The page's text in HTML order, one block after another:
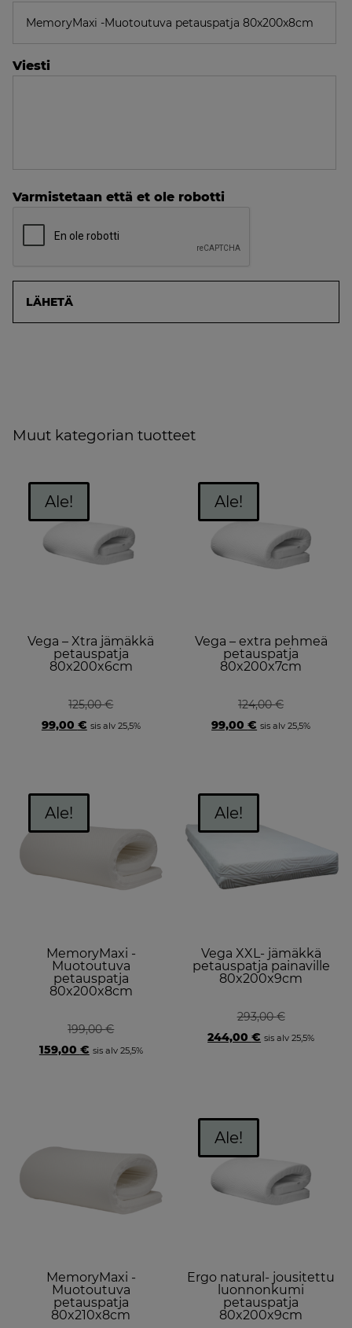
Viesti
Varmistetaan että et ole robotti
Muut kategorian tuotteet
Ale!
Vega – Xtra jämäkkä
petauspatja
80x200x6cm
125,00€
Original
99,00 €Current
sis alv 25,5%
Ale!
Vega – extra pehmeä
petauspatja
80x200x7cm
124,00€
Original
99,00€ Current
sis alv 25,5%
Ale!
MemoryMaxi -
Muotoutuva
petauspatja
80x200x8cm
199,00€
Original
159,00 €Current
sis alv 25,5%
Ale!
Vega XXL- jämäkkä
petauspatja painaville
80x200x9cm
293,00€
Original
244,00€ Current
sis alv 25,5%
MemoryMaxi -
Muotoutuva
petauspatja
80x210x8cm
Ale!
Ergo natural- jousitettu
luonnonkumi
petauspatja
80x200x9cm